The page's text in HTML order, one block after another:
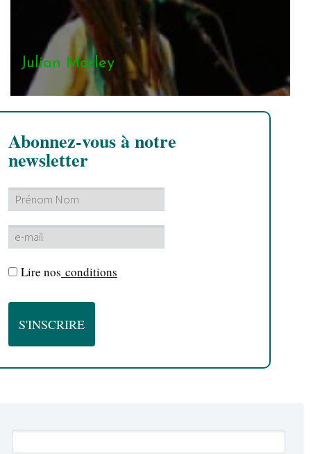
Julian Marley
Abonnez-vous à notre
newsletter
Lire nos conditions